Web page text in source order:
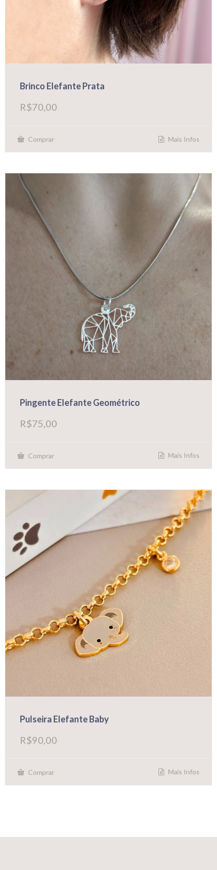
Brinco Elefante Prata
R$70,00
Comprar Mais Infos
Pingente Elefante Geométrico
R$75,00
Comprar Mais Infos
Pulseira Elefante Baby
R$90,00
Comprar Mais Infos